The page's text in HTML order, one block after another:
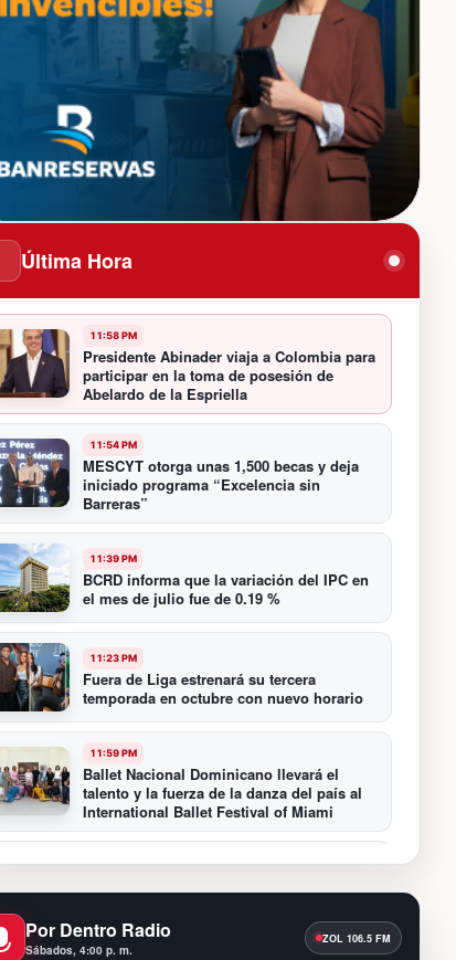
Última Hora
11:58 PM
Presidente Abinader viaja a Colombia para
participar en la toma de posesión de
Abelardo de la Espriella
11:54 PM
MESCYT otorga unas 1,500 becas y deja
iniciado programa “Excelencia sin
Barreras”
11:39 PM
BCRD informa que la variación del IPC en
el mes de julio fue de 0.19 %
11:23 PM
Fuera de Liga estrenará su tercera
temporada en octubre con nuevo horario
11:59 PM
Ballet Nacional Dominicano llevará el
talento y la fuerza de la danza del país al
International Ballet Festival of Miami
11:55 PM
Hospiten Santo Domingo destaca el valor
Por Dentro Radio
Sábados, 4:00 p. m.